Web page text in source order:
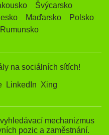
Švýcarsko
Maďarsko
Polsko
Rumunsko
na sociálních sítích!
LinkedIn Xing
mechanizmus
pozic a zaměstnání.